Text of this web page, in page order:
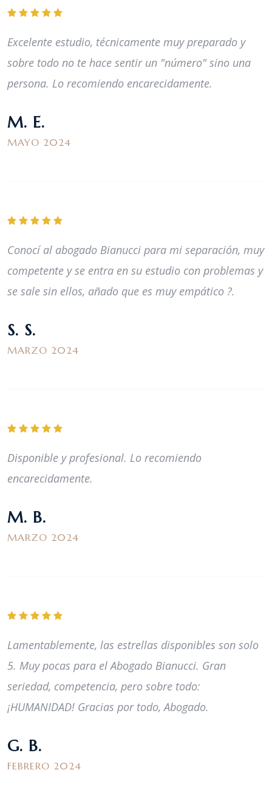
Excelente estudio, técnicamente muy preparado y
sobre todo no te hace sentir un "número" sino una
persona. Lo recomiendo encarecidamente.
M. E.
MAYO 2024
Conocí al abogado Bianucci para mi separación, muy
competente y se entra en su estudio con problemas y
se sale sin ellos, añado que es muy empático ?.
S. S.
MARZO 2024
Disponible y profesional. Lo recomiendo
encarecidamente.
M. B.
MARZO 2024
Lamentablemente, las estrellas disponibles son solo
5. Muy pocas para el Abogado Bianucci. Gran
seriedad, competencia, pero sobre todo:
¡HUMANIDAD! Gracias por todo, Abogado.
G. B.
FEBRERO 2024